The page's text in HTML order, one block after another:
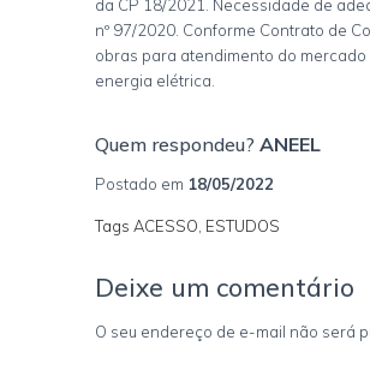
da CP 18/2021. Necessidade de
nº 97/2020. Conforme Contrato de
obras para atendimento do
energia elétrica.
Quem respondeu? ANEEL
Postado em 18/05/2022
Tags ACESSO, ESTUDOS
Deixe um comentário
O seu endereço de e-mail não será